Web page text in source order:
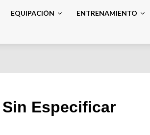
EQUIPACIÓN ENTRENAMIENTO
Especificar